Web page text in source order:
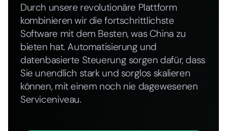
Durch unsere revolutionäre Plattform
kombinieren wir die fortschrittlichste
Software mit dem Besten, was China zu
bieten hat. Automatisierung und
datenbasierte Steuerung sorgen dafür, dass
Sie unendlich stark und sorglos skalieren
können, mit einem noch nie dagewesenen
Serviceniveau.